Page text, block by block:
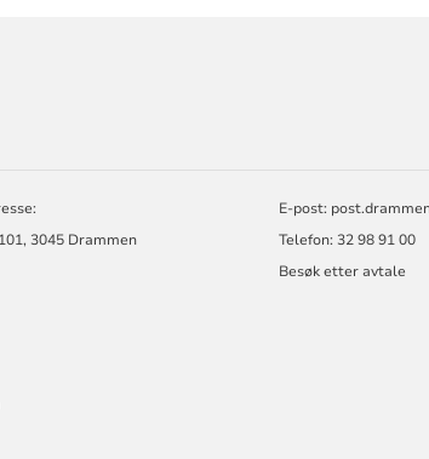
3045 Drammen
E-post:
Telefon: 32 98 91 00
Besøk etter avtale